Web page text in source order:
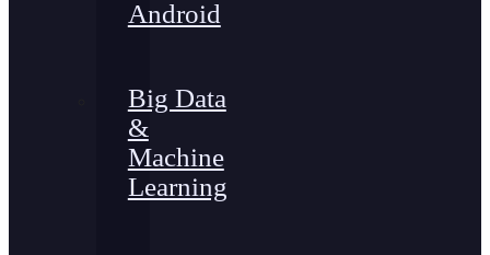
Android
Big Data
&
Machine
Learning